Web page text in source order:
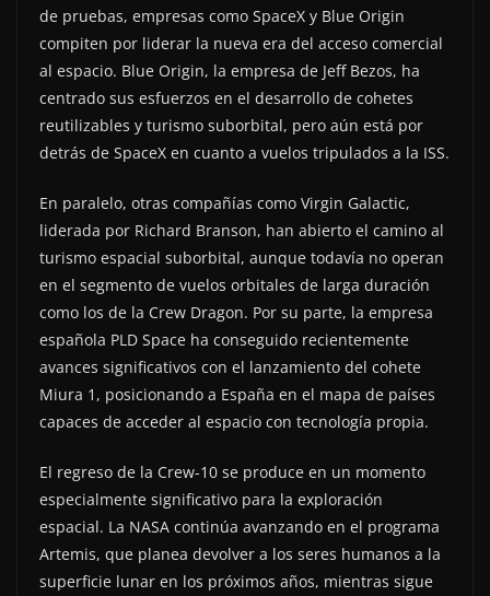
de pruebas, empresas como SpaceX y Blue Origin
compiten por liderar la nueva era del acceso comercial
al espacio. Blue Origin, la empresa de Jeff Bezos, ha
centrado sus esfuerzos en el desarrollo de cohetes
reutilizables y turismo suborbital, pero aún está por
detrás de SpaceX en cuanto a vuelos tripulados a la ISS.
En paralelo, otras compañías como Virgin Galactic,
liderada por Richard Branson, han abierto el camino al
turismo espacial suborbital, aunque todavía no operan
en el segmento de vuelos orbitales de larga duración
como los de la Crew Dragon. Por su parte, la empresa
española PLD Space ha conseguido recientemente
avances significativos con el lanzamiento del cohete
Miura 1, posicionando a España en el mapa de países
capaces de acceder al espacio con tecnología propia.
El regreso de la Crew-10 se produce en un momento
especialmente significativo para la exploración
espacial. La NASA continúa avanzando en el programa
Artemis, que planea devolver a los seres humanos a la
superficie lunar en los próximos años, mientras sigue